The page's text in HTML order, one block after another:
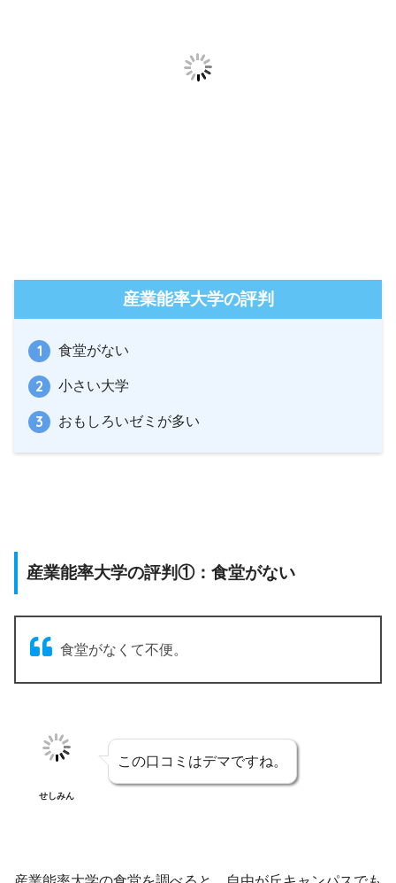
産業能率大学の評判
食堂がない
小さい大学
おもしろいゼミが多い
産業能率大学の評判①：食堂がない
食堂がなくて不便。
せしみん
この口コミはデマですね。